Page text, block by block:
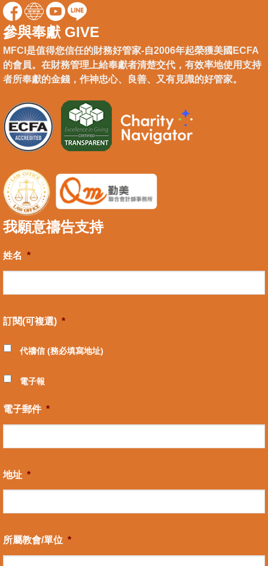
參與奉獻 GIVE
MFCI是值得您信任的財務好管家-自2006年起榮獲美國ECFA
的會員。在財務管理上給奉獻者清楚交代，有效率地使用支持
者所奉獻的金錢，作神忠心、良善、又有見識的好管家。
我願意禱告支持
姓名 *
訂閱(可複選) *
代禱信 (務必填寫地址)
電子報
電子郵件 *
地址 *
所屬教會/單位 *